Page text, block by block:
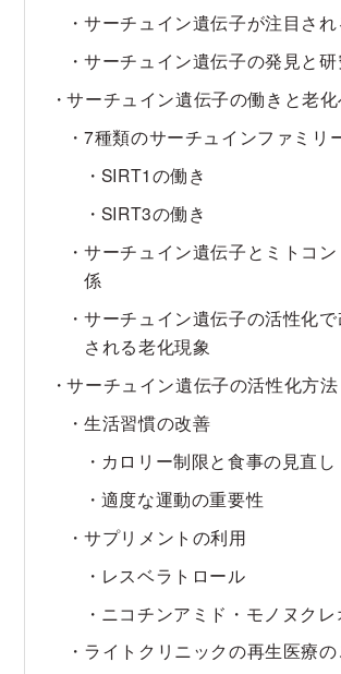
サーチュイン遺伝子が注目さ
サーチュイン遺伝子の発見と
サーチュイン遺伝子の働きと老
7種類のサーチュインファミリ
SIRT1の働き
SIRT3の働き
サーチュイン遺伝子とミトコ
係
サーチュイン遺伝子の活性化
される老化現象
サーチュイン遺伝子の活性化方法
生活習慣の改善
カロリー制限と食事の見直し
適度な運動の重要性
サプリメントの利用
レスベラトロール
ニコチンアミド・モノヌクレ
ライトクリニックの再生医療